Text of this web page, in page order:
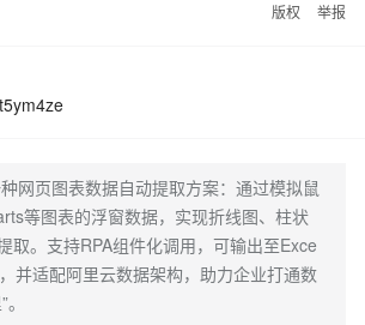
版权 举报
网页图表数据自动提取方案：通过模拟鼠
等图表的浮窗数据，实现折线图、柱状
取。支持RPA组件化调用，可输出至Exce
并适配阿里云数据架构，助力企业打通数